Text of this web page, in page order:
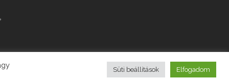
Süti beállítások Elfogadom